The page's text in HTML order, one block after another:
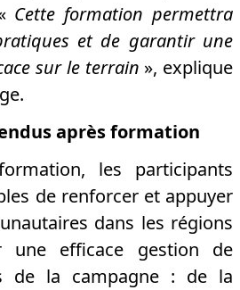
Cette formation permettra
et de garantir une
sur le terrain », explique
après formation
les participants
de renforcer et appuyer
dans les régions
une efficace gestion de
de la campagne : de la